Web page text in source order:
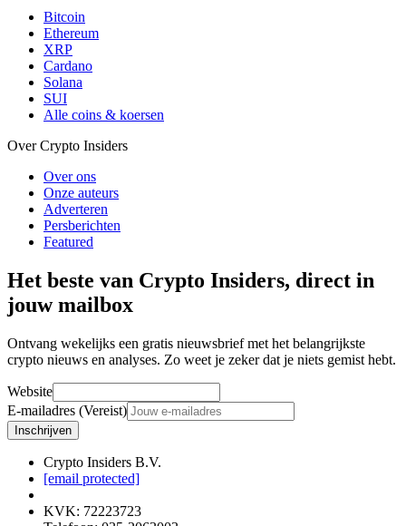
Bitcoin
Ethereum
XRP
Cardano
Solana
SUI
Alle coins & koersen
Over Crypto Insiders
Over ons
Onze auteurs
Adverteren
Persberichten
Featured
Het beste van Crypto Insiders, direct in
jouw mailbox
Ontvang wekelijks een gratis nieuwsbrief met het belangrijkste
crypto nieuws en analyses. Zo weet je zeker dat je niets gemist hebt.
Website
E-mailadres (Vereist)
Inschrijven
Crypto Insiders B.V.
[email protected]
KVK: 72223723